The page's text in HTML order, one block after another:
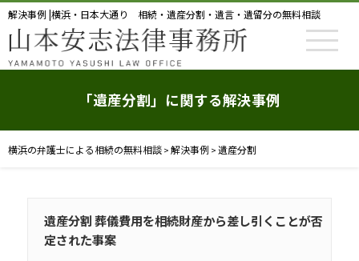
解決事例 |横浜・日本大通り 相続・遺産分割・遺言・遺留分の無料相談
「遺産分割」に関する解決事例
横浜の弁護士による相続の無料相談 > 解決事例 > 遺産分割
遺産分割 葬儀費用を相続財産から差し引くことが否
定された事案